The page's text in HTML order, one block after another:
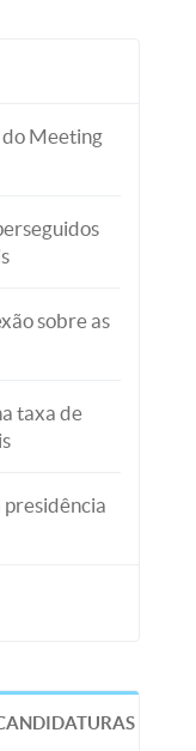
do Meeting
sobre as
taxa de